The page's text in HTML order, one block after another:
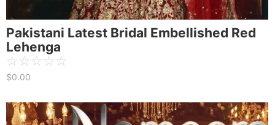
Pakistani Latest Bridal Embellished Red
Lehenga
☆☆☆☆☆
$0.00